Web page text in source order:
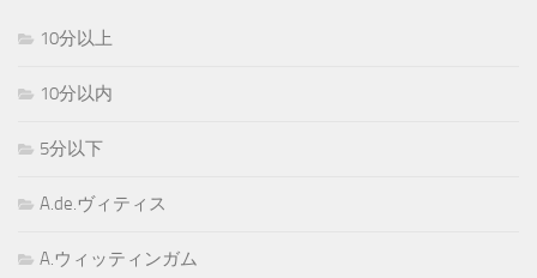
10分以上
10分以内
5分以下
A.de.ヴィティス
A.ウィッティンガム